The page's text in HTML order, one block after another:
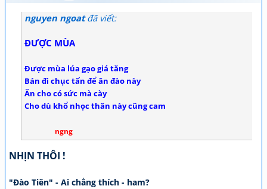
nguyen ngoatđã viết:
ĐƯỢC MÙA
Được mùa lúa gạo giá tăng
Bán đi chục tấn để ăn đào này
Ăn cho có sức mà cày
Cho dù khổ nhọc thân này cũng cam
ngng
NHỊN THÔI !
"Đào Tiên" - Ai chẳng thích - ham?